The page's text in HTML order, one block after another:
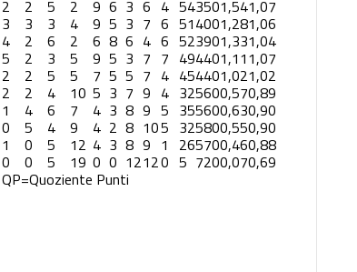
2 2 5 2 9 6 3 6 4 543501,541,07
3 3 3 4 9 5 3 7 6 514001,281,06
4 2 6 2 6 8 6 4 6 523901,331,04
5 2 3 5 9 5 3 7 7 494401,111,07
2 2 5 5 7 5 5 7 4 454401,021,02
2 2 4 10 5 3 7 9 4 325600,570,89
1 4 6 7 4 3 8 9 5 355600,630,90
0 5 4 9 4 2 8 105 325800,550,90
1 0 5 12 4 3 8 9 1 265700,460,88
0 0 5 19 0 0 12120 5 7200,070,69
QP=Quoziente Punti